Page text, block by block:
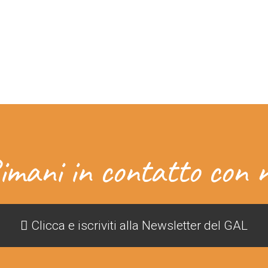
in contatto con
Clicca e iscriviti alla Newsletter del GAL